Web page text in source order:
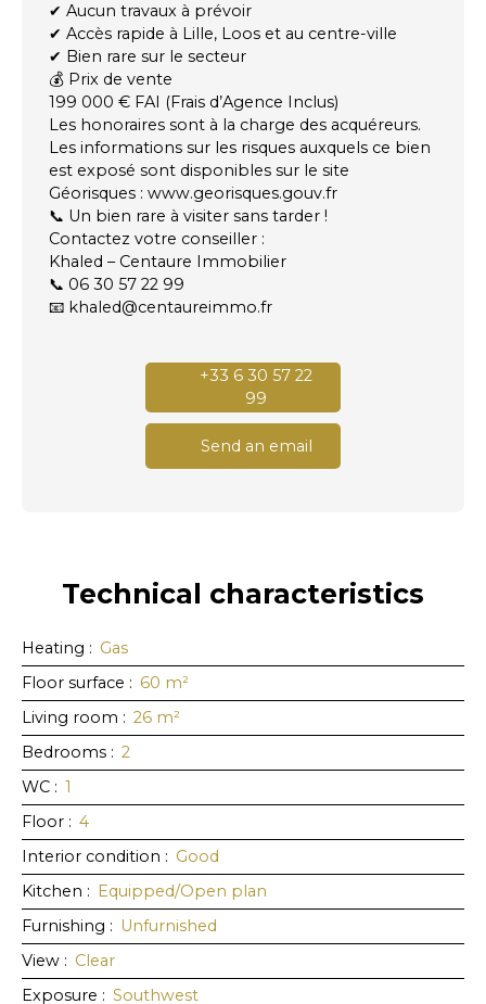
✔ Aucun travaux à prévoir
✔ Accès rapide à Lille, Loos et au centre-ville
✔ Bien rare sur le secteur
💰 Prix de vente
199 000 € FAI (Frais d’Agence Inclus)
Les honoraires sont à la charge des acquéreurs.
Les informations sur les risques auxquels ce bien
est exposé sont disponibles sur le site
Géorisques : www.georisques.gouv.fr
📞 Un bien rare à visiter sans tarder !
Contactez votre conseiller :
Khaled – Centaure Immobilier
📞 06 30 57 22 99
📧 khaled@centaureimmo.fr
+33 6 30 57 22
99
Send an email
Technical characteristics
Heating : Gas
Floor surface : 60 m²
Living room : 26 m²
Bedrooms : 2
WC : 1
Floor : 4
Interior condition : Good
Kitchen : Equipped/Open plan
Furnishing : Unfurnished
View : Clear
Exposure : Southwest